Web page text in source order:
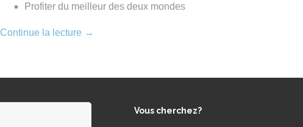
Profiter du meilleur des deux mondes
Continue la lecture →
Vous cherchez?